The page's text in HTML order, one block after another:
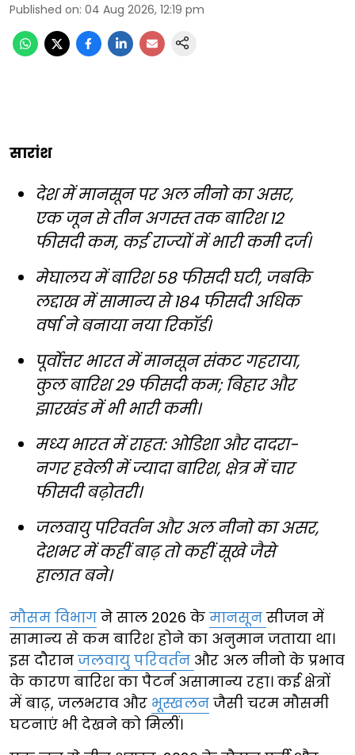
Published on: 04 Aug 2026, 12:19 pm
सारांश
देश में मानसून पर अल नीनो का असर,
एक जून से तीन अगस्त तक बारिश 12
फीसदी कम, कई राज्यों में भारी कमी दर्ज।
मेघालय में बारिश 58 फीसदी घटी, जबकि
लद्दाख में सामान्य से 184 फीसदी अधिक
वर्षा ने बनाया नया रिकॉर्ड।
पूर्वोत्तर भारत में मानसून संकट गहराया,
कुल बारिश 29 फीसदी कम; बिहार और
झारखंड में भी भारी कमी।
मध्य भारत में राहत: ओडिशा और दादरा-
नगर हवेली में ज्यादा बारिश, क्षेत्र में चार
फीसदी बढ़ोतरी।
जलवायु परिवर्तन और अल नीनो का असर,
देशभर में कहीं बाढ़ तो कहीं सूखे जैसे
हालात बने।
मौसम विभाग ने साल 2026 के मानसून सीजन में
सामान्य से कम बारिश होने का अनुमान जताया था।
इस दौरान जलवायु परिवर्तन और अल नीनो के प्रभाव
के कारण बारिश का पैटर्न असामान्य रहा। कई क्षेत्रों
में बाढ़, जलभराव और भूस्खलन जैसी चरम मौसमी
घटनाएं भी देखने को मिलीं।